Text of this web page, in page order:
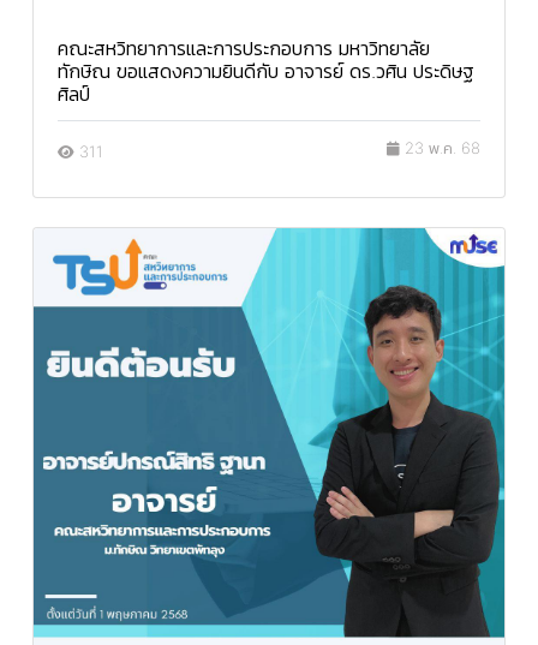
คณะสหวิทยาการและการประกอบการ มหาวิทยาลัย
ทักษิณ ขอแสดงความยินดีกับ อาจารย์ ดร.วศิน ประดิษฐ
ศิลป์
311 23 พ.ค. 68